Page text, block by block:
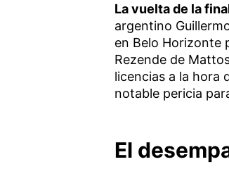
La vuelta de la
argentino
en Belo Horizonte
Rezende de
licencias a la hora
notable pericia
El